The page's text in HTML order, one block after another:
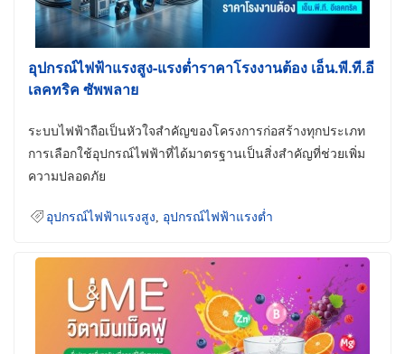
อุปกรณ์ไฟฟ้าแรงสูง-แรงต่ำราคาโรงงานต้อง เอ็น.พี.ที.อี
เลคทริค ซัพพลาย
ระบบไฟฟ้าถือเป็นหัวใจสำคัญของโครงการก่อสร้างทุกประเภท
การเลือกใช้อุปกรณ์ไฟฟ้าที่ได้มาตรฐานเป็นสิ่งสำคัญที่ช่วยเพิ่ม
ความปลอดภัย
อุปกรณ์ไฟฟ้าแรงสูง อุปกรณ์ไฟฟ้าแรงต่ำ